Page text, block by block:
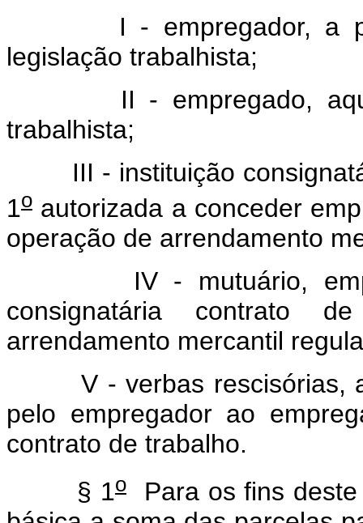
I - empregador, a
legislação trabalhista;
II - empregado, aquele
trabalhista;
III - instituição
1o autorizada a conceder
operação de arrendamento
IV - mutuário,
consignatária contrato
arrendamento mercantil
V - verbas rescisórias, as
pelo empregador ao
contrato de trabalho.
§ 1oPara os fins deste